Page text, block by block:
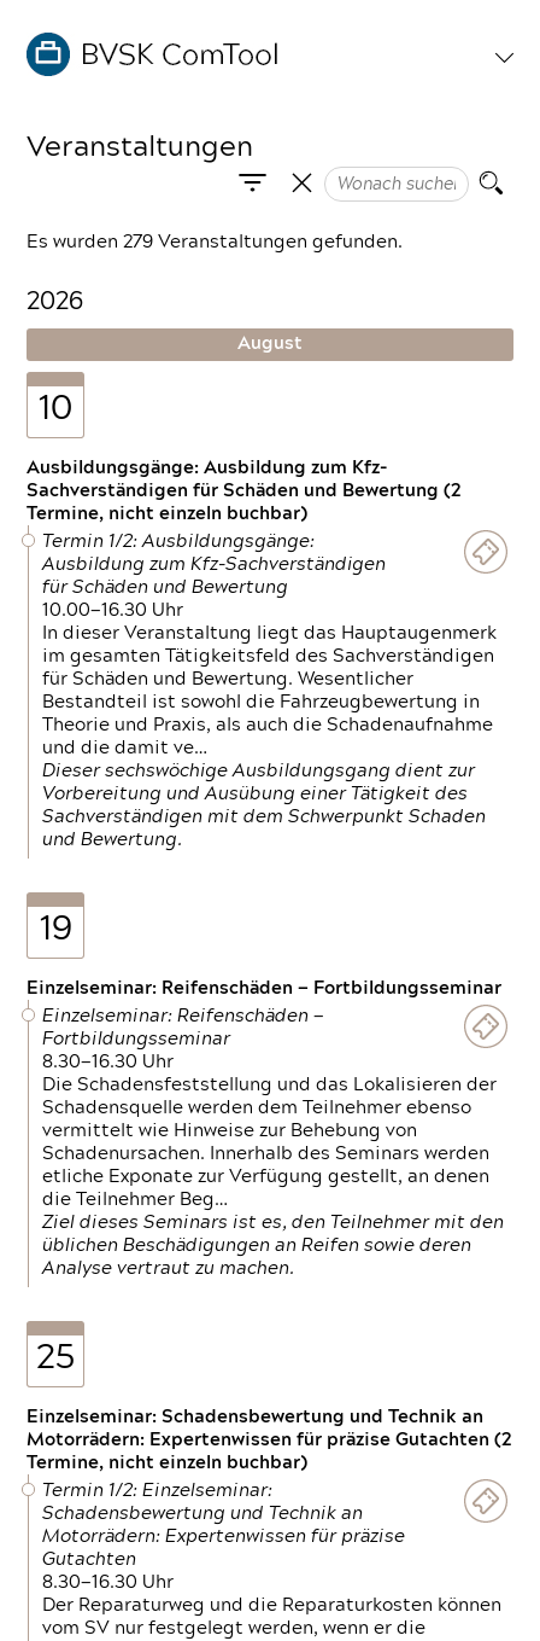
Veranstaltungen
Es wurden 279 Veranstaltungen gefunden.
2026
August
10
Ausbildungsgänge: Ausbildung zum Kfz-
Sachverständigen für Schäden und Bewertung (2
Termine, nicht einzeln buchbar)
Termin 1/2: Ausbildungsgänge:
Ausbildung zum Kfz-Sachverständigen
für Schäden und Bewertung
10.00—16.30 Uhr
In dieser Veranstaltung liegt das Hauptaugenmerk
im gesamten Tätigkeitsfeld des Sachverständigen
für Schäden und Bewertung. Wesentlicher
Bestandteil ist sowohl die Fahrzeugbewertung in
Theorie und Praxis, als auch die Schadenaufnahme
und die damit ve…
Dieser sechswöchige Ausbildungsgang dient zur
Vorbereitung und Ausübung einer Tätigkeit des
Sachverständigen mit dem Schwerpunkt Schaden
und Bewertung.
19
Einzelseminar: Reifenschäden — Fortbildungsseminar
Einzelseminar: Reifenschäden —
Fortbildungsseminar
8.30—16.30 Uhr
Die Schadensfeststellung und das Lokalisieren der
Schadensquelle werden dem Teilnehmer ebenso
vermittelt wie Hinweise zur Behebung von
Schadenursachen. Innerhalb des Seminars werden
etliche Exponate zur Verfügung gestellt, an denen
die Teilnehmer Beg…
Ziel dieses Seminars ist es, den Teilnehmer mit den
üblichen Beschädigungen an Reifen sowie deren
Analyse vertraut zu machen.
25
Einzelseminar: Schadensbewertung und Technik an
Motorrädern: Expertenwissen für präzise Gutachten (2
Termine, nicht einzeln buchbar)
Termin 1/2: Einzelseminar:
Schadensbewertung und Technik an
Motorrädern: Expertenwissen für präzise
Gutachten
8.30—16.30 Uhr
Der Reparaturweg und die Reparaturkosten können
vom SV nur festgelegt werden, wenn er die